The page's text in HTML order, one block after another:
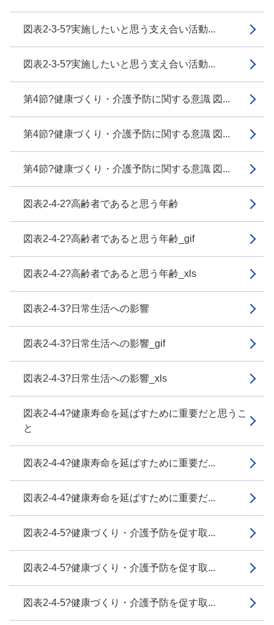
図表2-3-5?実施したいと思う支え合い活動...
図表2-3-5?実施したいと思う支え合い活動...
第4節?健康づくり・介護予防に関する意識 図...
第4節?健康づくり・介護予防に関する意識 図...
第4節?健康づくり・介護予防に関する意識 図...
図表2-4-2?高齢者であると思う年齢
図表2-4-2?高齢者であると思う年齢_gif
図表2-4-2?高齢者であると思う年齢_xls
図表2-4-3?日常生活への影響
図表2-4-3?日常生活への影響_gif
図表2-4-3?日常生活への影響_xls
図表2-4-4?健康寿命を延ばすために重要だと思うこ
と
図表2-4-4?健康寿命を延ばすために重要だ...
図表2-4-4?健康寿命を延ばすために重要だ...
図表2-4-5?健康づくり・介護予防を促す取...
図表2-4-5?健康づくり・介護予防を促す取...
図表2-4-5?健康づくり・介護予防を促す取...